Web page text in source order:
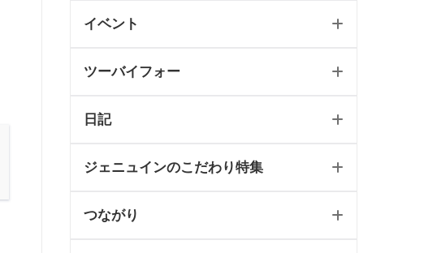
リフォームトップ
最新のページ
リフォーム
店舗
テイスト別施工例
イベント
2024省エネキャンペーン
ツーバイフォー
リフォーム可能一覧
ツーバイフォールール
日記
工事日記/リフォーム
ジェニュインのこだわり特集
つながり